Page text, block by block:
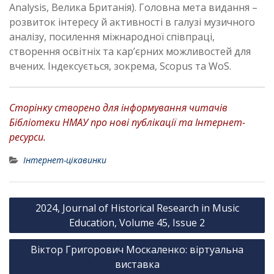
Analysis, Велика Британія). Головна мета видання –
розвиток інтересу й активності в галузі музичного
аналізу, посилення міжнародної співпраці,
створення освітніх та кар’єрних можливостей для
вчених. Індексується, зокрема, Scopus та WoS.
Сторінку створено для інформування читачів
Бібліотеки НМАУ про нові публікації та Інтернет-
ресурси.
Інтернет-цікавинки
Н
в
2024, Journal of Historical Research in Music
Education, Volume 45, Issue 2
Віктор Григорович Москаленко: віртуальна
виставка